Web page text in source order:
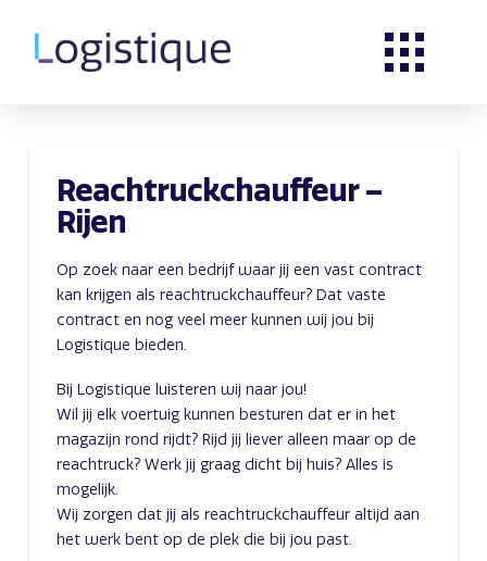
Reachtruckchauffeur –
Rijen
Op zoek naar een bedrijf waar jij een vast contract
kan krijgen als reachtruckchauffeur? Dat vaste
contract en nog veel meer kunnen wij jou bij
Logistique bieden.
Bij Logistique luisteren wij naar jou!
Wil jij elk voertuig kunnen besturen dat er in het
magazijn rond rijdt? Rijd jij liever alleen maar op de
reachtruck? Werk jij graag dicht bij huis? Alles is
mogelijk.
Wij zorgen dat jij als reachtruckchauffeur altijd aan
het werk bent op de plek die bij jou past.